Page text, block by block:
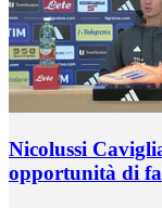
Nicolussi
opportunità di